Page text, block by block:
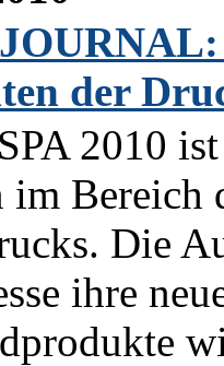
der
2010
im
Die
ihre